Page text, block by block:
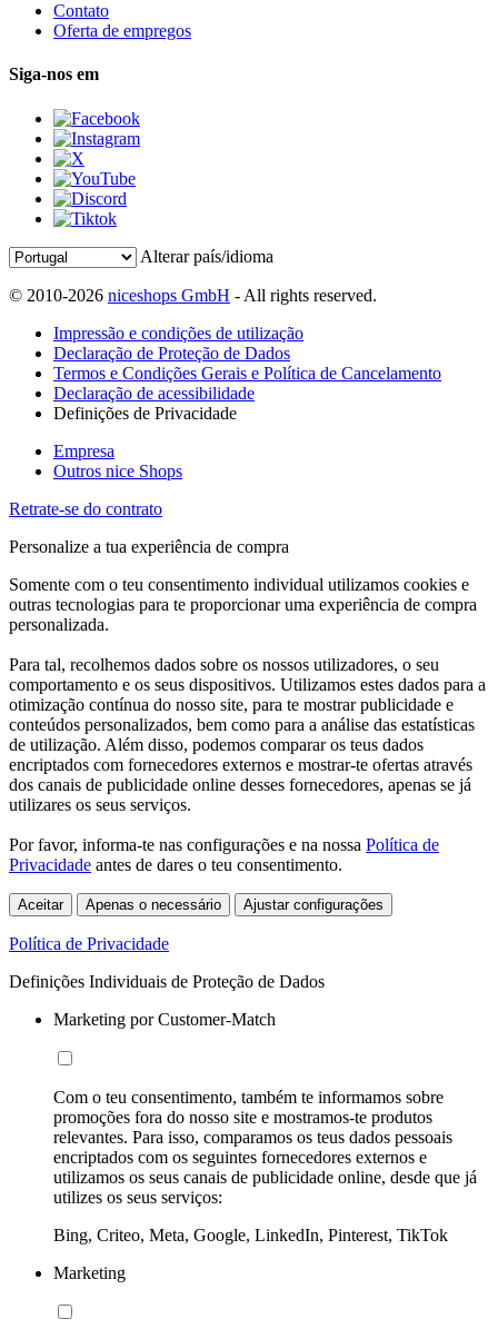
Contato
Oferta de empregos
Siga-nos em
Alterar país/idioma
© 2010-2026 niceshops GmbH - All rights reserved.
Impressão e condições de utilização
Declaração de Proteção de Dados
Termos e Condições Gerais e Política de Cancelamento
Declaração de acessibilidade
Definições de Privacidade
Empresa
Outros nice Shops
Retrate-se do contrato
Personalize a tua experiência de compra
Somente com o teu consentimento individual utilizamos cookies e
outras tecnologias para te proporcionar uma experiência de compra
personalizada.
Para tal, recolhemos dados sobre os nossos utilizadores, o seu
comportamento e os seus dispositivos. Utilizamos estes dados para a
otimização contínua do nosso site, para te mostrar publicidade e
conteúdos personalizados, bem como para a análise das estatísticas
de utilização. Além disso, podemos comparar os teus dados
encriptados com fornecedores externos e mostrar-te ofertas através
dos canais de publicidade online desses fornecedores, apenas se já
utilizares os seus serviços.
Por favor, informa-te nas configurações e na nossa Política de
Privacidade antes de dares o teu consentimento.
Aceitar Apenas o necessário Ajustar configurações
Política de Privacidade
Definições Individuais de Proteção de Dados
Marketing por Customer-Match
Com o teu consentimento, também te informamos sobre
promoções fora do nosso site e mostramos-te produtos
relevantes. Para isso, comparamos os teus dados pessoais
encriptados com os seguintes fornecedores externos e
utilizamos os seus canais de publicidade online, desde que já
utilizes os seus serviços:
Bing, Criteo, Meta, Google, LinkedIn, Pinterest, TikTok
Marketing